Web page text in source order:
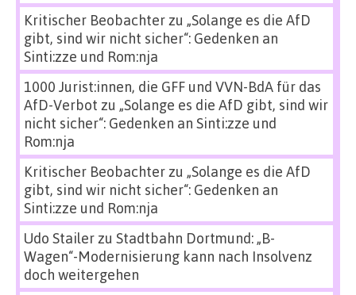
Kritischer Beobachterzu „Solange es die AfD
gibt, sind wir nicht sicher“: Gedenken an
Sinti:zze und Rom:nja
1000 Jurist:innen, die GFF und VVN-BdA für das
AfD-Verbot zu „Solange es die AfD gibt, sind wir
nicht sicher“: Gedenken an Sinti:zze und
Rom:nja
Kritischer Beobachterzu „Solange es die AfD
gibt, sind wir nicht sicher“: Gedenken an
Sinti:zze und Rom:nja
Udo Stailerzu Stadtbahn Dortmund: „B-
Wagen“-Modernisierung kann nach Insolvenz
doch weitergehen